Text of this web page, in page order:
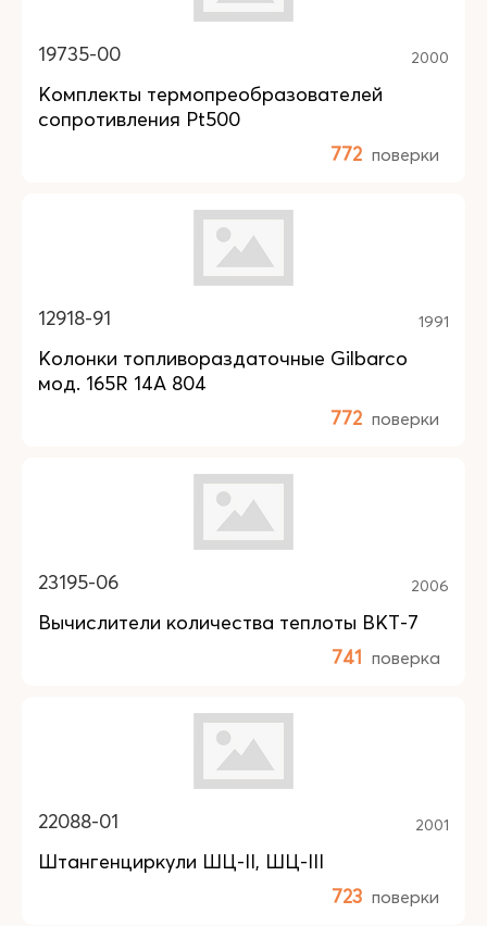
19735-00 2000
Комплекты термопреобразователей
сопротивления Pt500
772 поверки
12918-91 1991
Колонки топливораздаточные Gilbarco
мод. 165R 14A 804
772 поверки
23195-06 2006
Вычислители количества теплоты ВКТ-7
741 поверка
22088-01 2001
Штангенциркули ШЦ-II, ШЦ-III
723 поверки